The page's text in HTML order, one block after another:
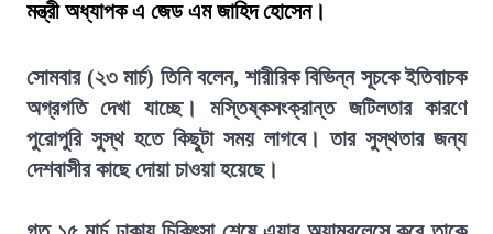
মন্ত্রী অধ্যাপক এ জেড এম জাহিদ হোসেন।
সোমবার (২৩ মার্চ) তিনি বলেন, শারীরিক বিভিন্ন সূচকে ইতিবাচক
অগ্রগতি দেখা যাচ্ছে। মস্তিষ্কসংক্রান্ত জটিলতার কারণে
পুরোপুরি সুস্থ হতে কিছুটা সময় লাগবে। তার সুস্থতার জন্য
দেশবাসীর কাছে দোয়া চাওয়া হয়েছে।